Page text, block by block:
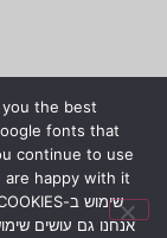
the best
fonts that
continue to use